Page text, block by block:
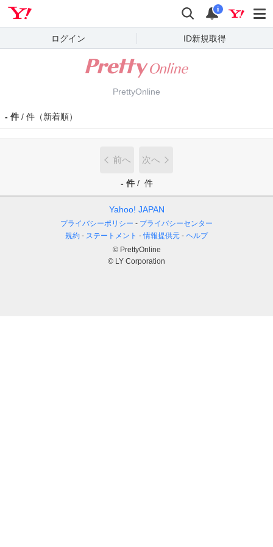
検索 通知
i
ログイン ID新規取得
PrettyOnline
- 件 / 件（新着順）
前へ 次へ
- 件 / 件
Yahoo! JAPAN
プライバシーポリシー
プライバシーセンター
規約
ステートメント 情報提供元
ヘルプ
© PrettyOnline
© LY Corporation